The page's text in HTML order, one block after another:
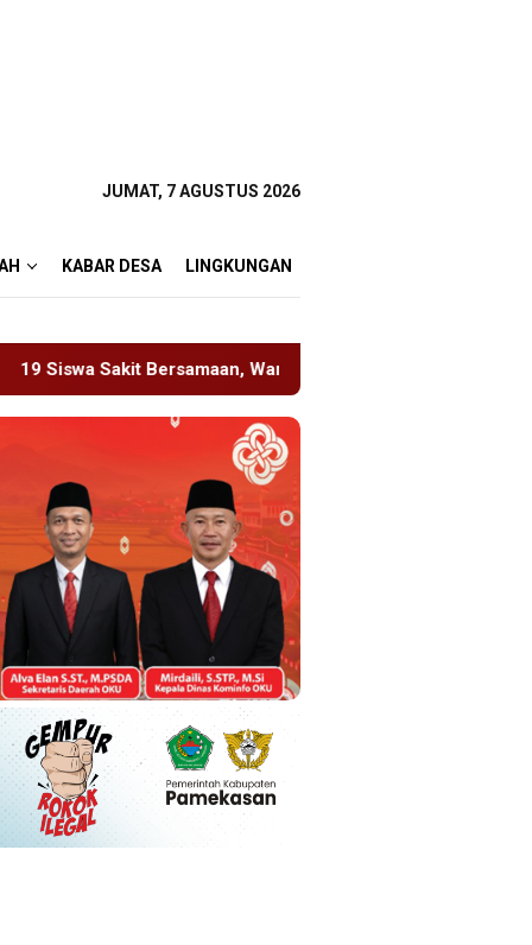
JUMAT, 7 AGUSTUS 2026
KABAR DESA LINGKUNGAN
Wartawan Sempat Terhalang Masuk ke Ruang UGD